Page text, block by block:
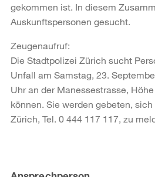
gekommen ist. In diesem
Auskunftspersonen gesucht.
Zeugenaufruf:
Die Stadtpolizei Zürich sucht
Unfall am Samstag, 23.
Uhr an der Manessestrasse,
können. Sie werden gebeten,
Zürich, Tel. 0 444 117 117, zu